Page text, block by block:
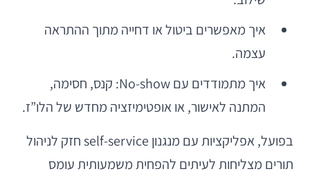
איך מאפשרים ביטול או דחייה מתוך ההתראה
עצמה.
איך מתמודדים עם No-show: קנס, חסימה,
המתנה לאישור, או אופטימיזציה מחדש של הלו”ז.
בפועל, אפליקציות עם מנגנון self-service חזק לניהול
תורים מצליחות לעיתים להפחית משמעותית עומס